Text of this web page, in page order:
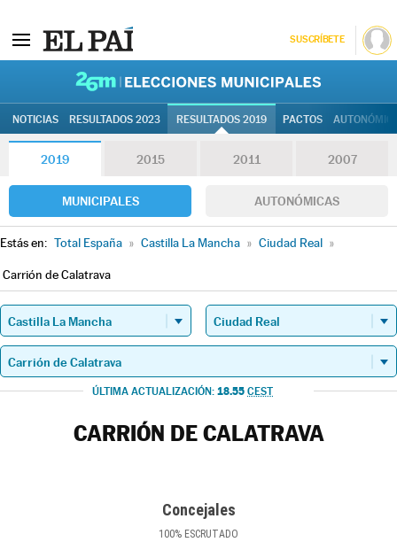
SUSCRÍBETE
NOTICIAS RESULTADOS 2023 RESULTADOS 2019 PACTOS
2019 2015 2011 2007
MUNICIPALES AUTONÓMICAS
Estás en: Total España » Castilla La Mancha » Ciudad Real »
Carrión de Calatrava
ÚLTIMA ACTUALIZACIÓN: 18.55 CEST
CARRIÓN DE CALATRAVA
Concejales
100% ESCRUTADO